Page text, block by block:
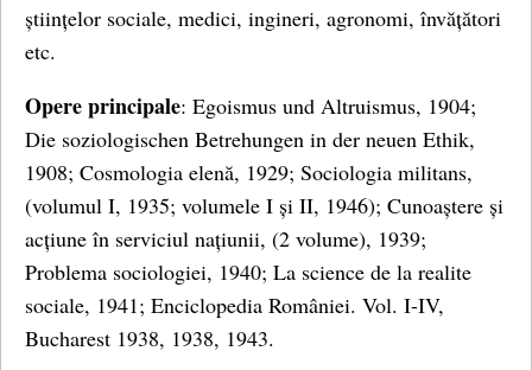
științelor sociale, medici, ingineri, agronomi, învățători
etc.
Opere principale: Egoismus und Altruismus, 1904;
Die soziologischen Betrehungen in der neuen Ethik,
1908; Cosmologia elenă, 1929; Sociologia militans,
(volumul I, 1935; volumele I și II, 1946); Cunoaștere și
acțiune în serviciul națiunii, (2 volume), 1939;
Problema sociologiei, 1940; La science de la realite
sociale, 1941; Enciclopedia României. Vol. I-IV,
Bucharest 1938, 1938, 1943.